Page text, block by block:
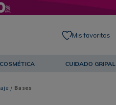
Mis favoritos
CUIDADO GRIPAL
Bases